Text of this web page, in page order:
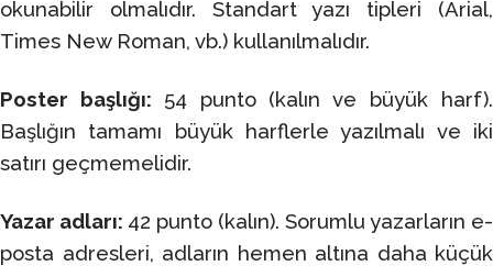
okunabilir olmalıdır. Standart yazı tipleri (Arial,
Times New Roman, vb.) kullanılmalıdır.
Poster başlığı: 54 punto (kalın ve büyük harf).
Başlığın tamamı büyük harflerle yazılmalı ve iki
satırı geçmemelidir.
Yazar adları: 42 punto (kalın). Sorumlu yazarların e-
posta adresleri, adların hemen altına daha küçük